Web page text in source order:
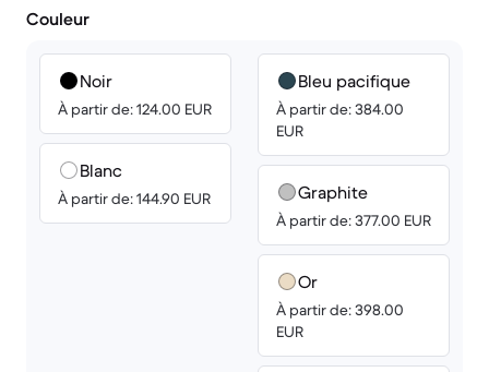
Couleur
Noir
À partir de: 124.00 EUR
Blanc
À partir de: 144.90 EUR
Bleu pacifique
À partir de: 384.00
EUR
Graphite
À partir de: 377.00 EUR
Or
À partir de: 398.00
EUR